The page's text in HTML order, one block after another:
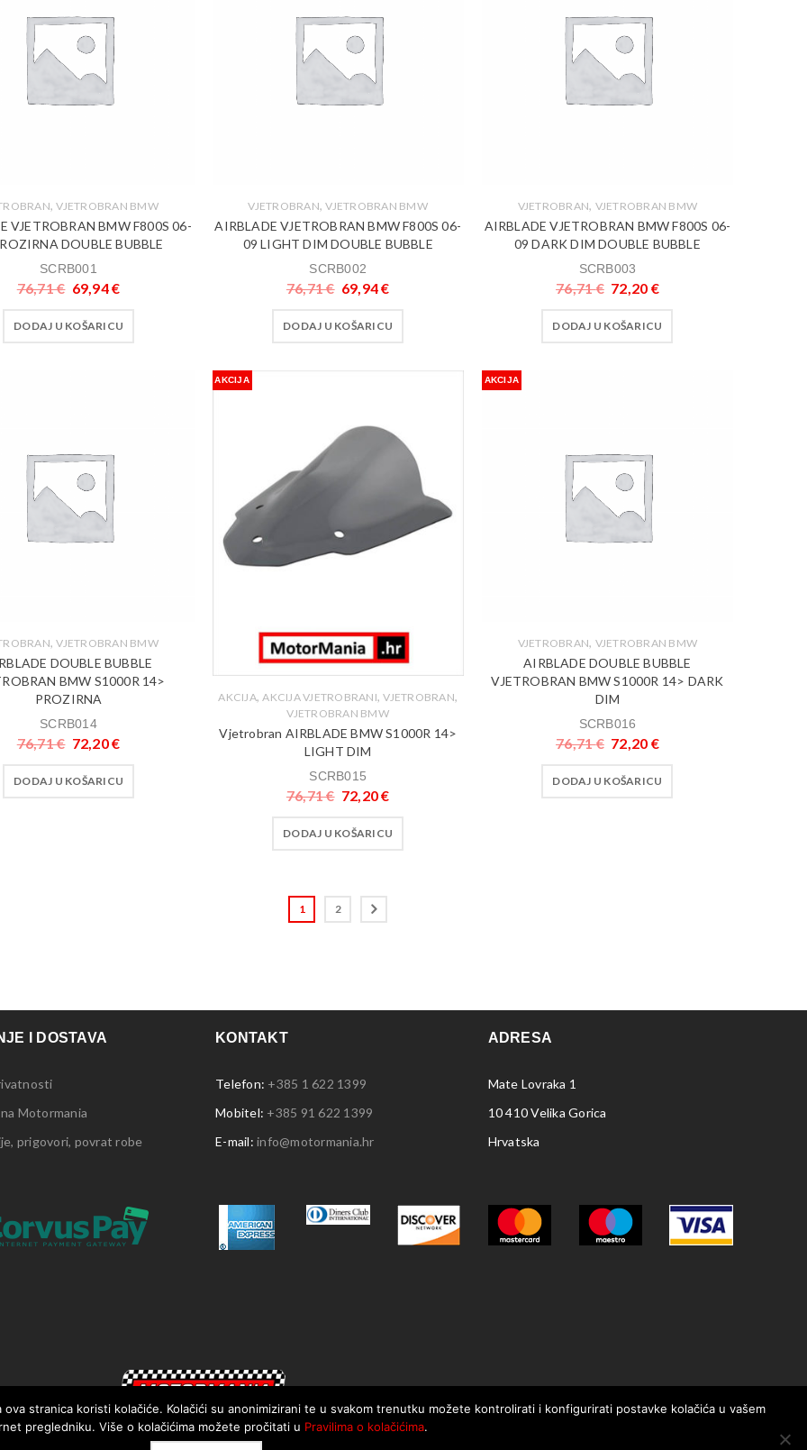
,VJETROBRAN BMW
VJETROBRAN BMW F800S 06-
DOUBLE BUBBLE
SCRB001
76,71€ 69,94€
DODAJ U KOŠARICU
VJETROBRAN,VJETROBRAN BMW
AIRBLADE VJETROBRAN BMW F800S 06-
09 LIGHT DIM DOUBLE BUBBLE
SCRB002
76,71€ 69,94€
DODAJ U KOŠARICU
VJETROBRAN, VJETROBRAN BMW
AIRBLADE VJETROBRAN BMW F800S 06-
09 DARK DIM DOUBLE BUBBLE
SCRB003
76,71€ 72,20 €
DODAJ U KOŠARICU
,VJETROBRAN BMW
DOUBLE BUBBLE
BMW S1000R 14>
PROZIRNA
SCRB014
76,71€ 72,20€
DODAJ U KOŠARICU
AKCIJA
AKCIJA, AKCIJA VJETROBRANI,VJETROBRAN,
VJETROBRAN BMW
Vjetrobran AIRBLADE BMW S1000R 14>
LIGHT DIM
SCRB015
76,71€ 72,20€
DODAJ U KOŠARICU
AKCIJA
VJETROBRAN, VJETROBRAN BMW
AIRBLADE DOUBLE BUBBLE
VJETROBRAN BMW S1000R 14> DARK
DIM
SCRB016
76,71€ 72,20 €
DODAJ U KOŠARICU
1 2
I DOSTAVA
Motormania
prigovori, povrat robe
KONTAKT
Telefon: +385 1 622 1399
Mobitel: +385 91 622 1399
E-mail: info@motormania.hr
ADRESA
Mate Lovraka 1
10 410 Velika Gorica
Hrvatska
stranica koristi kolačiće. Kolačići su anonimizirani te u svakom trenutku možete kontrolirati i konfigurirati postavke kolačića u vašem
pregledniku. Više o kolačićima možete pročitati u Pravilima o kolačićima.